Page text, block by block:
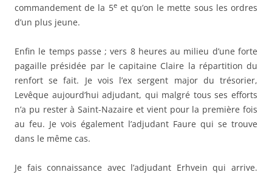
commandement de la 5eet qu’on le mette sous les ordres
d’un plus jeune.
Enfin le temps passe ; vers 8 heures au milieu d’une forte
pagaille présidée par le capitaine Claire la répartition du
renfort se fait. Je vois l’ex sergent major du trésorier,
Levêque aujourd’hui adjudant, qui malgré tous ses efforts
n’a pu rester à Saint-Nazaire et vient pour la première fois
au feu. Je vois également l’adjudant Faure qui se trouve
dans le même cas.
Je fais connaissance avec l’adjudant Erhvein qui arrive.